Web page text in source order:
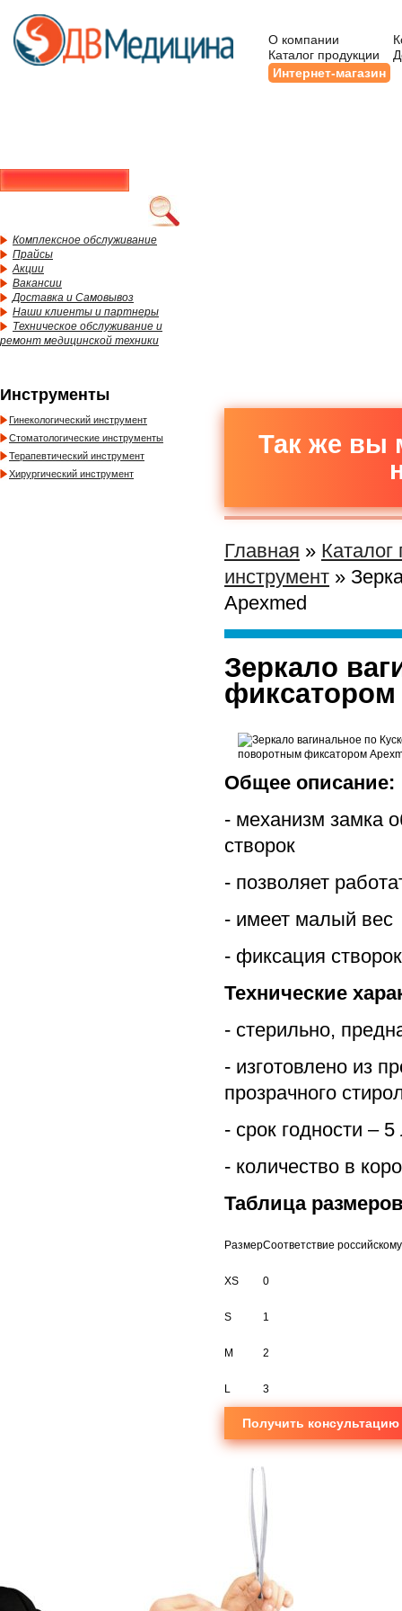
О компании
Каталог продукции
Интернет-магазин
Комплексное обслуживание
Прайсы
Акции
Вакансии
Доставка и Самовывоз
Наши клиенты и партнеры
Техническое обслуживание и
ремонт медицинской техники
Инструменты
Гинекологический инструмент
Стоматологические инструменты
Терапевтический инструмент
Хирургический инструмент
Так же вы
Главная » Каталог
инструмент »
Apexmed
Зеркало
фиксатором
Общее описание:
- механизм замка
створок
- позволяет
- имеет малый вес
- фиксация
Технические
- стерильно,
- изготовлено из
прозрачного
- срок годности – 5
- количество в
Таблица
РазмерСоответствие
XS 0
S 1
M 2
L 3
Получить консультацию